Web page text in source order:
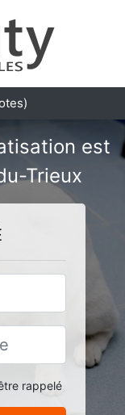
est
Trieux
rappelé